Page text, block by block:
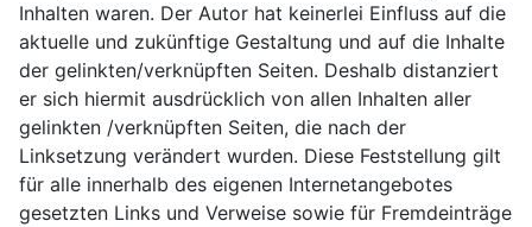
Inhalten waren. Der Autor hat keinerlei Einfluss auf die
aktuelle und zukünftige Gestaltung und auf die Inhalte
der gelinkten/verknüpften Seiten. Deshalb distanziert
er sich hiermit ausdrücklich von allen Inhalten aller
gelinkten /verknüpften Seiten, die nach der
Linksetzung verändert wurden. Diese Feststellung gilt
für alle innerhalb des eigenen Internetangebotes
gesetzten Links und Verweise sowie für Fremdeinträge